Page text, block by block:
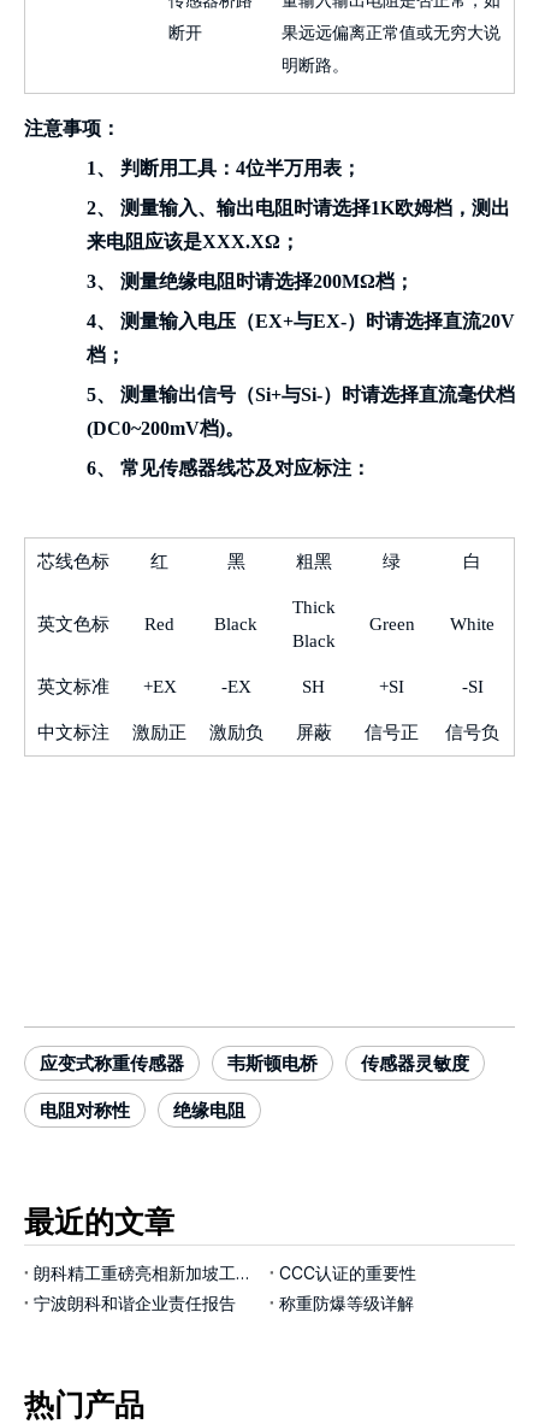
断开
果远远偏离正常值或无穷大说
明断路。
注意事项：
1、 判断用工具： 4位半万用表；
2、 测量输入、输出电阻时请选择1K欧姆档，测出
来电阻应该是XXX.XΩ；
3、 测量绝缘电阻时请选择200MΩ档；
4、 测量输入电压（EX+与EX-）时请选择直流20V
档；
5、 测量输出信号（Si+与Si-）时请选择直流毫伏档
(DC0~200mV档)。
6、 常见传感器线芯及对应标注：
芯线色标 红 黑 粗黑 绿 白
英文色标 Red Black
Thick
Black
Green White
英文标准 +EX -EX SH +SI -SI
中文标注 激励正 激励负 屏蔽 信号正 信号负
应变式称重传感器 韦斯顿电桥 传感器灵敏度
电阻对称性 绝缘电阻
最近的文章
朗科精工重磅亮相新加坡工业展览会，以智能称重技术赋能工业4.0新征程
CCC认证的重要性
宁波朗科和谐企业责任报告
称重防爆等级详解
热门产品